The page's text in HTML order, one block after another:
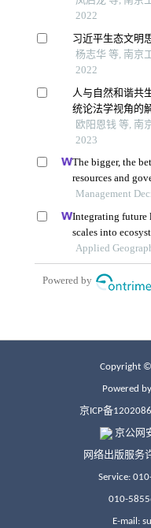
Copyright ©
Powered
京ICP备
京公网
网络出版服务
Service:
010-
E-mail: